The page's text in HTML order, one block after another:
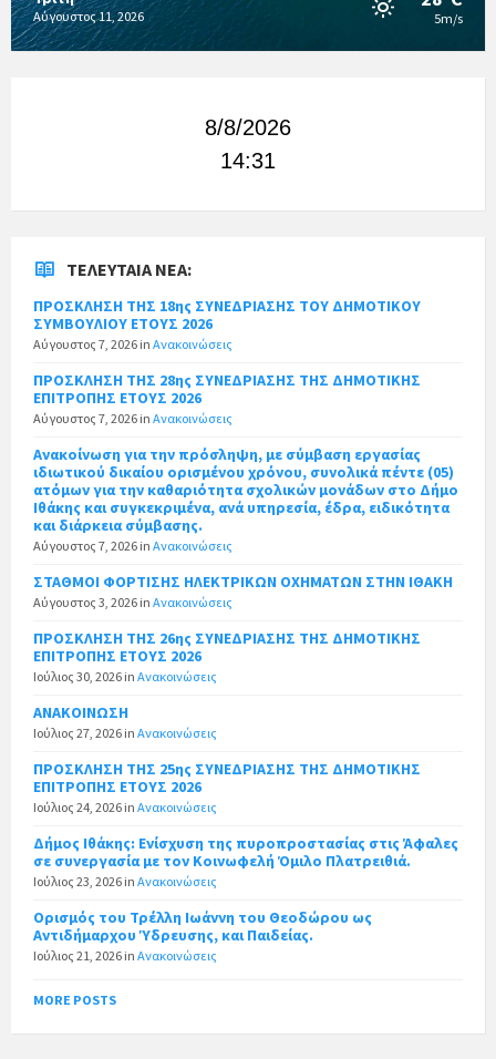
Αύγουστος 11, 2026 5m/s
8/8/2026
14:31
ΤΕΛΕΥΤΑΊΑ ΝΈΑ:
ΠΡΟΣΚΛΗΣΗ ΤΗΣ 18ης ΣΥΝΕΔΡΙΑΣΗΣ ΤΟΥ ΔΗΜΟΤΙΚΟΥ
ΣΥΜΒΟΥΛΙΟΥ ΕΤΟΥΣ 2026
Αύγουστος 7, 2026 in Ανακοινώσεις
ΠΡΟΣΚΛΗΣΗ ΤΗΣ 28ης ΣΥΝΕΔΡΙΑΣΗΣ ΤΗΣ ΔΗΜΟΤΙΚΗΣ
ΕΠΙΤΡΟΠΗΣ ΕΤΟΥΣ 2026
Αύγουστος 7, 2026 in Ανακοινώσεις
Ανακοίνωση για την πρόσληψη, με σύμβαση εργασίας
ιδιωτικού δικαίου ορισμένου χρόνου, συνολικά πέντε (05)
ατόμων για την καθαριότητα σχολικών μονάδων στο Δήμο
Ιθάκης και συγκεκριμένα, ανά υπηρεσία, έδρα, ειδικότητα
και διάρκεια σύμβασης.
Αύγουστος 7, 2026 in Ανακοινώσεις
ΣΤΑΘΜΟΙ ΦΟΡΤΙΣΗΣ ΗΛΕΚΤΡΙΚΩΝ ΟΧΗΜΑΤΩΝ ΣΤΗΝ ΙΘΑΚΗ
Αύγουστος 3, 2026 in Ανακοινώσεις
ΠΡΟΣΚΛΗΣΗ ΤΗΣ 26ης ΣΥΝΕΔΡΙΑΣΗΣ ΤΗΣ ΔΗΜΟΤΙΚΗΣ
ΕΠΙΤΡΟΠΗΣ ΕΤΟΥΣ 2026
Ιούλιος 30, 2026 in Ανακοινώσεις
ΑΝΑΚΟΙΝΩΣΗ
Ιούλιος 27, 2026 in Ανακοινώσεις
ΠΡΟΣΚΛΗΣΗ ΤΗΣ 25ης ΣΥΝΕΔΡΙΑΣΗΣ ΤΗΣ ΔΗΜΟΤΙΚΗΣ
ΕΠΙΤΡΟΠΗΣ ΕΤΟΥΣ 2026
Ιούλιος 24, 2026 in Ανακοινώσεις
Δήμος Ιθάκης: Ενίσχυση της πυροπροστασίας στις Άφαλες
σε συνεργασία με τον Κοινωφελή Όμιλο Πλατρειθιά.
Ιούλιος 23, 2026 in Ανακοινώσεις
Ορισμός του Τρέλλη Ιωάννη του Θεοδώρου ως
Αντιδήμαρχου Ύδρευσης, και Παιδείας.
Ιούλιος 21, 2026 in Ανακοινώσεις
MORE POSTS